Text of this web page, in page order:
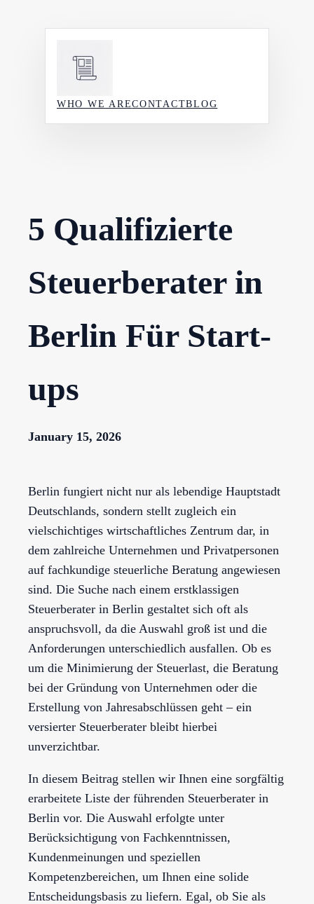
WHO WE ARECONTACTBLOG
5 Qualifizierte
Steuerberater in
Berlin Für Start-
ups
January 15, 2026
Berlin fungiert nicht nur als lebendige Hauptstadt
Deutschlands, sondern stellt zugleich ein
vielschichtiges wirtschaftliches Zentrum dar, in
dem zahlreiche Unternehmen und Privatpersonen
auf fachkundige steuerliche Beratung angewiesen
sind. Die Suche nach einem erstklassigen
Steuerberater in Berlin gestaltet sich oft als
anspruchsvoll, da die Auswahl groß ist und die
Anforderungen unterschiedlich ausfallen. Ob es
um die Minimierung der Steuerlast, die Beratung
bei der Gründung von Unternehmen oder die
Erstellung von Jahresabschlüssen geht – ein
versierter Steuerberater bleibt hierbei
unverzichtbar.
In diesem Beitrag stellen wir Ihnen eine sorgfältig
erarbeitete Liste der führenden Steuerberater in
Berlin vor. Die Auswahl erfolgte unter
Berücksichtigung von Fachkenntnissen,
Kundenmeinungen und speziellen
Kompetenzbereichen, um Ihnen eine solide
Entscheidungsbasis zu liefern. Egal, ob Sie als